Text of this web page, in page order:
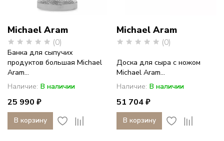
Michael Aram
(0)
Банка для сыпучих
продуктов большая Michael
Aram...
Наличие: В наличии
25 990 ₽
В корзину
Michael Aram
(0)
Доска для сыра с ножом
Michael Aram...
Наличие: В наличии
51 704 ₽
В корзину